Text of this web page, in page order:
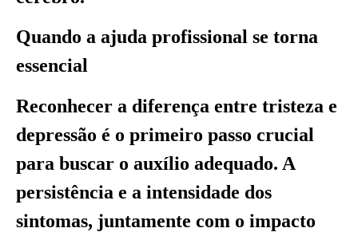
Quando a ajuda profissional se torna
essencial
Reconhecer a diferença entre tristeza e
depressão é o primeiro passo crucial
para buscar o auxílio adequado. A
persistência e a intensidade dos
sintomas, juntamente com o impacto